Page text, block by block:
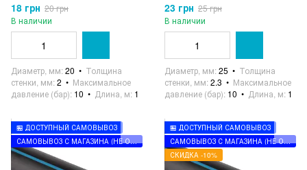
18 грн 20 грн
В наличии
Диаметр, мм 20
Толщина
стенки, мм 2
Максимальное
давление (бар) 10 Длина, м 1
23 грн 25 грн
В наличии
Диаметр, мм 25
Толщина
стенки, мм 2.3
Максимальное
давление (бар) 10 Длина, м 1
🏪 ДОСТУПНЫЙ САМОВЫВОЗ
САМОВЫВОЗ С МАГАЗИНА (НЕ ОТПРАВЛЯЕМ)
🏪 ДОСТУПНЫЙ САМОВЫВОЗ
САМОВЫВОЗ С МАГАЗИНА (НЕ ОТПРАВЛЯЕМ)
СКИДКА -10%